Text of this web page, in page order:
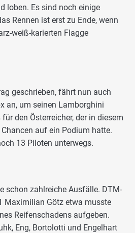
loben. Es sind noch einige
Rennen ist erst zu Ende, wenn
weiß-karierten Flagge
geschrieben, fährt nun auch
an, um seinen Lamborghini
den Österreicher, der in diesem
auf ein Podium hatte.
13 Piloten unterwegs.
schon zahlreiche Ausfälle. DTM-
Maximilian Götz etwa musste
Reifenschadens aufgeben.
Eng, Bortolotti und Engelhart